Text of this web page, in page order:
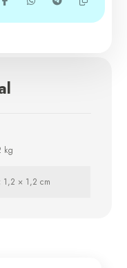
kg
1,2 × 1,2 cm